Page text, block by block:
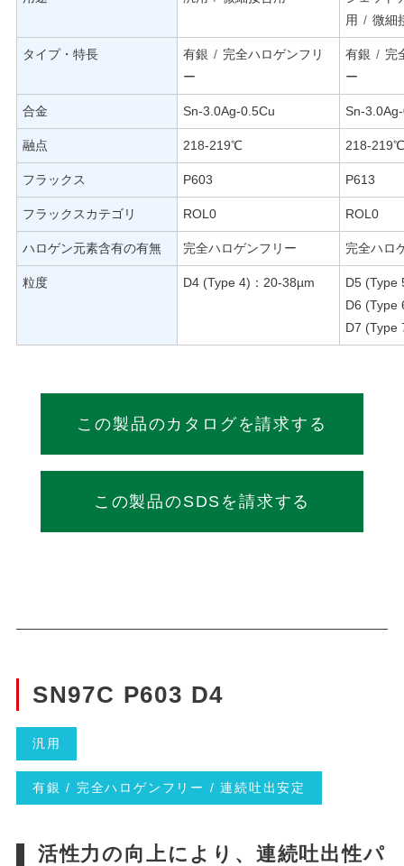
用
微細
タイプ・特長 有銀
完全ハロゲンフリ
ー
有銀
完
ー
合金 Sn-3.0Ag-0.5Cu Sn-
融点 218-219℃ 218-219℃
フラックス P603 P613
フラックスカテゴリ ROL0 ROL0
ハロゲン元素含有の有無 完全ハロゲンフリー 完全ハロ
粒度 D4 (Type 4)：20-38µm
D5 (Type
D6 (Type
D7 (Type
この製品のカタログを請求する
この製品のSDSを請求する
SN97C P603 D4
汎用
有銀 / 完全ハロゲンフリー / 連続吐出安定
活性力の向上により、連続吐出性パ